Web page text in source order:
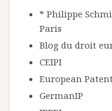
* Philippe
Paris
Blog du droit
CEIPI
European
GermanIP